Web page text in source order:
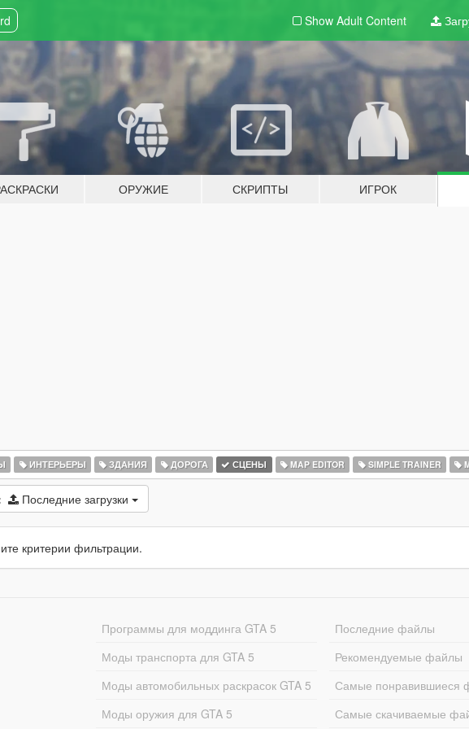
Show Adult Content
ОРУЖИЕ СКРИПТЫ ИГРОК
ИНТЕРЬЕРЫ ЗДАНИЯ ДОРОГА СЦЕНЫ MAP EDITOR SIMPLE TRAINER
Последние загрузки
критерии фильтрации.
Программы для моддинга GTA 5
Моды транспорта для GTA 5
Моды автомобильных раскрасок GTA 5
Моды оружия для GTA 5
Последние файлы
Рекомендуемые файлы
Самые понравившиеся
Самые скачиваемые